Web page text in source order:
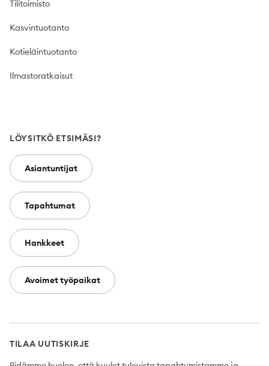
Tilitoimisto
Kasvintuotanto
Kotieläintuotanto
Ilmastoratkaisut
LÖYSITKÖ ETSIMÄSI?
Asiantuntijat
Tapahtumat
Hankkeet
Avoimet työpaikat
TILAA UUTISKIRJE